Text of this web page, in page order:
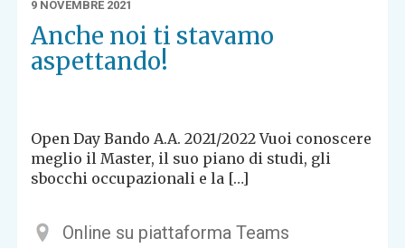
9 NOVEMBRE 2021
Anche noi ti stavamo
aspettando!
Open Day Bando A.A. 2021/2022 Vuoi conoscere
meglio il Master, il suo piano di studi, gli
sbocchi occupazionali e la […]
Online su piattaforma Teams